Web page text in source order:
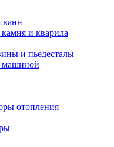
ванн
и кварила
и пьедесталы
машиной
отопления